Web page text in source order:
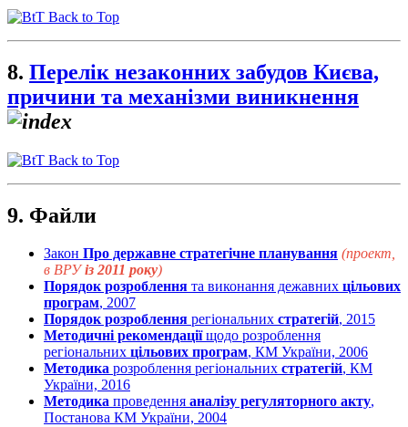
Back to Top
8. Перелік незаконних забудов Києва,
причини та механізми виникнення
Back to Top
9. Файли
Закон Про державне стратегічне планування (проект,
в ВРУіз 2011 року)
Порядок розроблення та виконання дежавних цільових
програм, 2007
Порядок розроблення регіональних стратегій, 2015
Методичні рекомендаціїщодо розроблення
регіональних цільових програм, КМ України, 2006
Методика розроблення регіональних стратегій, КМ
України, 2016
Методика проведення аналізу регуляторного акту,
Постанова КМ України, 2004